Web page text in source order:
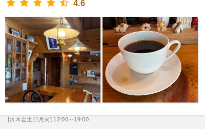
4.6
[水木金土日月火] 12:00～19:00